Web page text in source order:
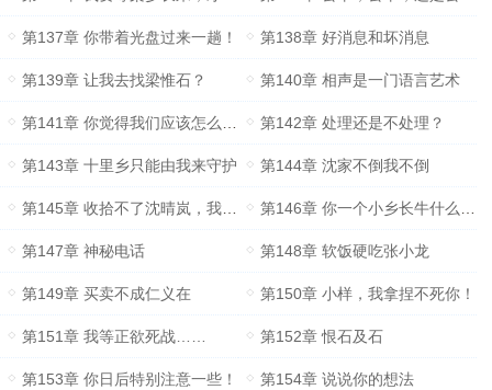
第137章 你带着光盘过来一趟！ 第138章 好消息和坏消息
第139章 让我去找梁惟石？ 第140章 相声是一门语言艺术
第141章 你觉得我们应该怎么做？ 第142章 处理还是不处理？
第143章 十里乡只能由我来守护 第144章 沈家不倒我不倒
第145章 收拾不了沈晴岚，我还收拾不了你？ 第146章 你一个小乡长牛什么牛？
第147章 神秘电话 第148章 软饭硬吃张小龙
第149章 买卖不成仁义在 第150章 小样，我拿捏不死你！
第151章 我等正欲死战…… 第152章 恨石及石
第153章 你日后特别注意一些！ 第154章 说说你的想法